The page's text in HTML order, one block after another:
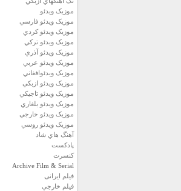
موزيک ويدئو
موزيک ويدئو فارسي
موزيک ويدئو كردي
موزيک ويدئو تركي
موزيک ويدئو آذري
موزيک ويدئو عربي
موزيک ويدئوافغاني
موزيک ويدئو ازبكي
موزيک ويدئو تاجيكي
موزيک ويدئو بلغاري
موزيک ويدئو خارجي
موزيک ويدئو روسي
آهنگ هاي شاد
پادكست
كنسرت
Archive Film & Serial
فیلم ایرانی
فیلم خارجي